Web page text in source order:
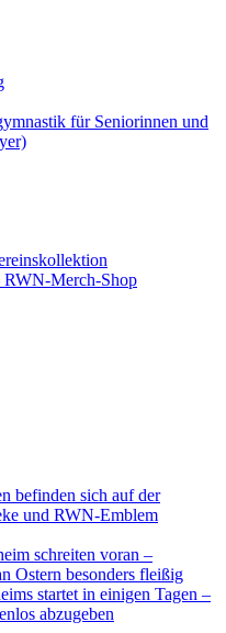
für Seniorinnen und
Merch-Shop
befinden sich auf der
und RWN-Emblem
schreiten voran –
Ostern besonders fleißig
startet in einigen Tagen –
abzugeben